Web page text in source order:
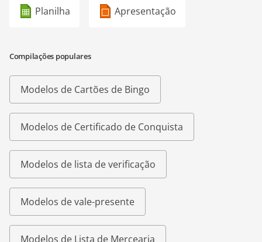
Planilha Apresentação
Compilações populares
Modelos de Cartões de Bingo
Modelos de Certificado de Conquista
Modelos de lista de verificação
Modelos de vale-presente
Modelos de Lista de Mercearia